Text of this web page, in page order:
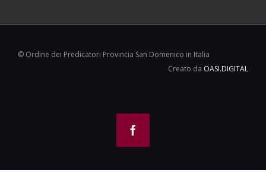
© Ordine dei Predicatori Provincia San Domenico in Italia
Creato da OASI.DIGITAL